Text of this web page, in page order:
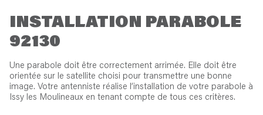
INSTALLATION PARABOLE
92130
Une parabole doit être correctement arrimée. Elle doit être
orientée sur le satellite choisi pour transmettre une bonne
image. Votre antenniste réalise l’installation de votre parabole à
Issy les Moulineaux en tenant compte de tous ces critères.